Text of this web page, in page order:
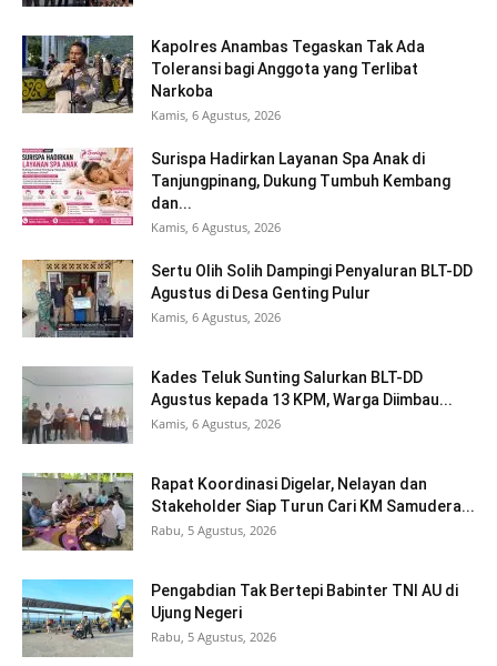
Kapolres Anambas Tegaskan Tak Ada
Toleransi bagi Anggota yang Terlibat
Narkoba
Kamis, 6 Agustus, 2026
Surispa Hadirkan Layanan Spa Anak di
Tanjungpinang, Dukung Tumbuh Kembang
dan...
Kamis, 6 Agustus, 2026
Sertu Olih Solih Dampingi Penyaluran BLT-DD
Agustus di Desa Genting Pulur
Kamis, 6 Agustus, 2026
Kades Teluk Sunting Salurkan BLT-DD
Agustus kepada 13 KPM, Warga Diimbau...
Kamis, 6 Agustus, 2026
Rapat Koordinasi Digelar, Nelayan dan
Stakeholder Siap Turun Cari KM Samudera...
Rabu, 5 Agustus, 2026
Pengabdian Tak Bertepi Babinter TNI AU di
Ujung Negeri
Rabu, 5 Agustus, 2026